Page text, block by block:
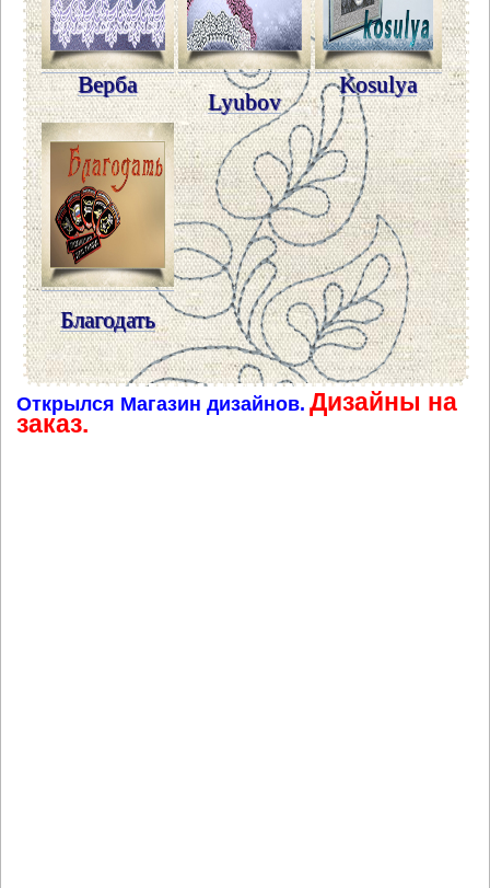
Верба
Lyubov
Kosulya
Благодать
Открылся Магазин дизайнов. Дизайны на
заказ.